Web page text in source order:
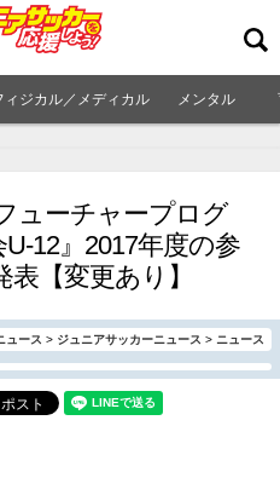
ィジカル／メディカル メンタル
ューチャープログ
12』2017年度の参
【変更あり】
ュース > ジュニアサッカーニュース > ニュース